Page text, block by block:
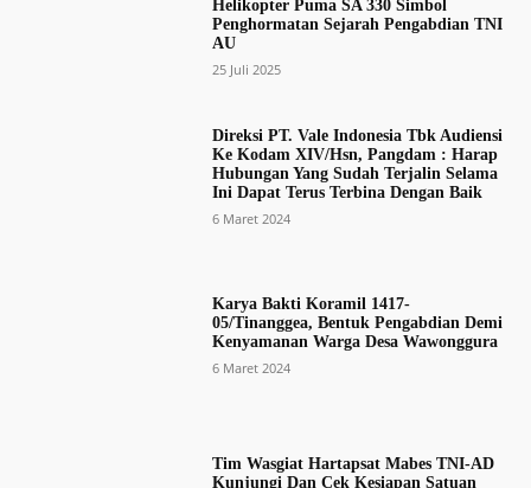
Helikopter Puma SA 330 Simbol
Penghormatan Sejarah Pengabdian TNI
AU
25 Juli 2025
Direksi PT. Vale Indonesia Tbk Audiensi
Ke Kodam XIV/Hsn, Pangdam : Harap
Hubungan Yang Sudah Terjalin Selama
Ini Dapat Terus Terbina Dengan Baik
6 Maret 2024
Karya Bakti Koramil 1417-
05/Tinanggea, Bentuk Pengabdian Demi
Kenyamanan Warga Desa Wawonggura
6 Maret 2024
Tim Wasgiat Hartapsat Mabes TNI-AD
Kunjungi Dan Cek Kesiapan Satuan